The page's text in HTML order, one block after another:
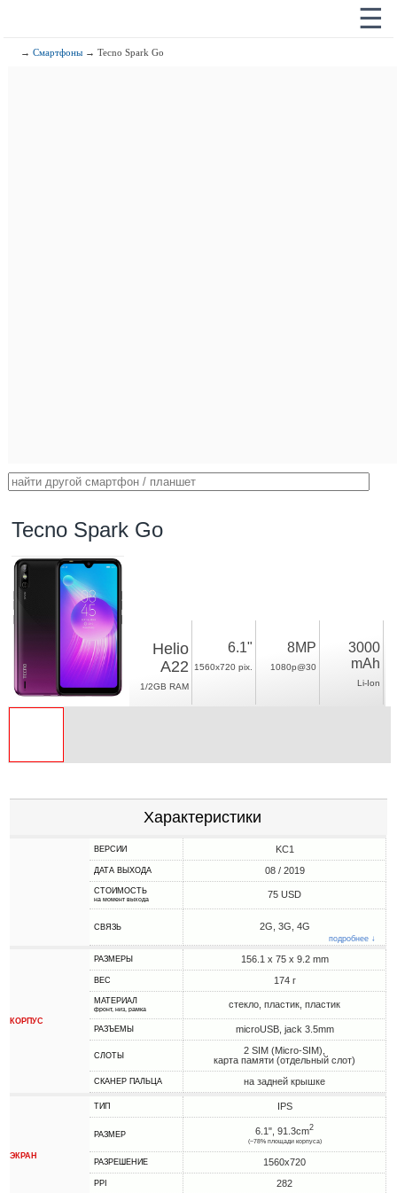
☰
→Смартфоны → Tecno Spark Go
Tecno Spark Go
Helio
A22
1/2GB RAM
6.1"
1560x720 pix.
8MP
1080p@30
3000
mAh
Li-Ion
Характеристики
ВЕРСИИ KC1
ДАТА ВЫХОДА 08 / 2019
СТОИМОСТЬ
на момент выхода 75 USD
СВЯЗЬ 2G, 3G, 4G
подробнее ↓
КОРПУС
РАЗМЕРЫ 156.1 x 75 x 9.2 mm
ВЕС 174 г
МАТЕРИАЛ
фронт, низ, рамка стекло, пластик, пластик
РАЗЪЕМЫ microUSB, jack 3.5mm
СЛОТЫ
2 SIM (Micro-SIM),
карта памяти (отдельный слот)
СКАНЕР ПАЛЬЦА на задней крышке
ЭКРАН
ТИП IPS
РАЗМЕР 6.1", 91.3cm2
(~78% площади корпуса)
РАЗРЕШЕНИЕ 1560x720
PPI 282